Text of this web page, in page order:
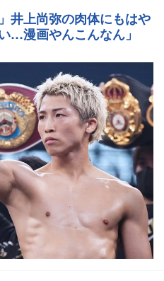
井上尚弥の肉体にもはや
漫画やんこんなん」